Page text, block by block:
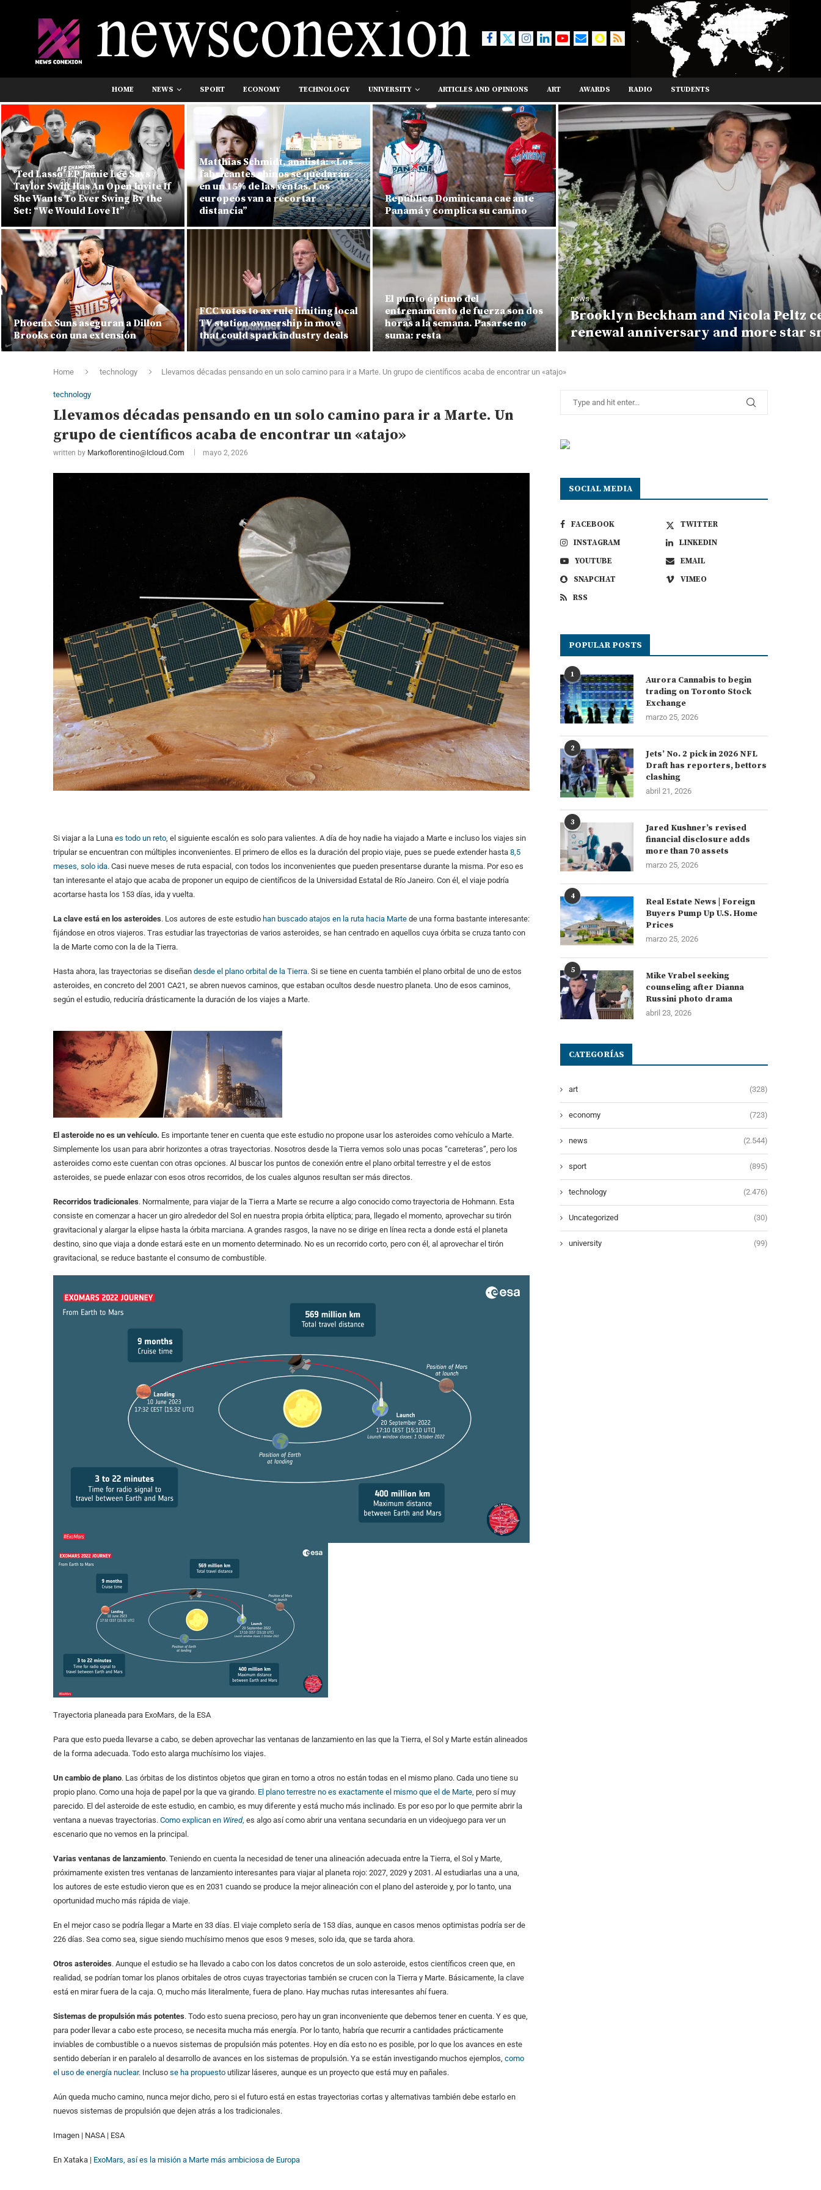
HOME NEWS SPORT ECONOMY TECHNOLOGY UNIVERSITY ARTICLES AND OPINIONS ART AWARDS RADIO STUDENTS
‘Ted Lasso’ EP Jamie Lee Says
Taylor Swift Has An Open Invite If
She Wants To Ever Swing By the
Set: “We Would Love It”
Phoenix Suns aseguran a Dillon
Brooks con una extensión
Matthias Schmidt, analista: «Los
fabricantes chinos se quedarán
en un 15% de las ventas. Los
europeos van a recortar
distancia”
FCC votes to ax rule limiting local
TV station ownership in move
that could spark industry deals
República Dominicana cae ante
Panamá y complica su camino
El punto óptimo del
entrenamiento de fuerza son dos
horas a la semana. Pasarse no
suma: resta
news
Brooklyn Beckham and Nicola Peltz
renewal anniversary and more star
Home technology Llevamos décadas pensando en un solo camino para ir a Marte. Un grupo de científicos acaba de encontrar un «atajo»
technology
Llevamos décadas pensando en un solo camino para ir a Marte. Un
grupo de científicos acaba de encontrar un «atajo»
written by Markoflorentino@icloud.com mayo 2, 2026
Si viajar a la Luna es todo un reto , el siguiente escalón es solo para valientes. A día de hoy nadie ha viajado a Marte e incluso los viajes sin
tripular se encuentran con múltiples inconvenientes. El primero de ellos es la duración del propio viaje, pues se puede extender hasta 8,5
meses, solo ida. Casi nueve meses de ruta espacial, con todos los inconvenientes que pueden presentarse durante la misma. Por eso es
tan interesante el atajo que acaba de proponer un equipo de científicos de la Universidad Estatal de Río Janeiro. Con él, el viaje podría
acortarse hasta los 153 días, ida y vuelta.
La clave está en los asteroides. Los autores de este estudio han buscado atajos en la ruta hacia Marte de una forma bastante interesante:
fijándose en otros viajeros. Tras estudiar las trayectorias de varios asteroides, se han centrado en aquellos cuya órbita se cruza tanto con
la de Marte como con la de la Tierra.
Hasta ahora, las trayectorias se diseñan desde el plano orbital de la Tierra. Si se tiene en cuenta también el plano orbital de uno de estos
asteroides, en concreto del 2001 CA21, se abren nuevos caminos, que estaban ocultos desde nuestro planeta. Uno de esos caminos,
según el estudio, reduciría drásticamente la duración de los viajes a Marte.
El asteroide no es un vehículo. Es importante tener en cuenta que este estudio no propone usar los asteroides como vehículo a Marte.
Simplemente los usan para abrir horizontes a otras trayectorias. Nosotros desde la Tierra vemos solo unas pocas “carreteras”, pero los
asteroides como este cuentan con otras opciones. Al buscar los puntos de conexión entre el plano orbital terrestre y el de estos
asteroides, se puede enlazar con esos otros recorridos, de los cuales algunos resultan ser más directos.
Recorridos tradicionales. Normalmente, para viajar de la Tierra a Marte se recurre a algo conocido como trayectoria de Hohmann. Esta
consiste en comenzar a hacer un giro alrededor del Sol en nuestra propia órbita elíptica; para, llegado el momento, aprovechar su tirón
gravitacional y alargar la elipse hasta la órbita marciana. A grandes rasgos, la nave no se dirige en línea recta a donde está el planeta
destino, sino que viaja a donde estará este en un momento determinado. No es un recorrido corto, pero con él, al aprovechar el tirón
gravitacional, se reduce bastante el consumo de combustible.
Trayectoria planeada para ExoMars, de la ESA
Para que esto pueda llevarse a cabo, se deben aprovechar las ventanas de lanzamiento en las que la Tierra, el Sol y Marte están alineados
de la forma adecuada. Todo esto alarga muchísimo los viajes.
Un cambio de plano. Las órbitas de los distintos objetos que giran en torno a otros no están todas en el mismo plano. Cada uno tiene su
propio plano. Como una hoja de papel por la que va girando. El plano terrestre no es exactamente el mismo que el de Marte, pero sí muy
parecido. El del asteroide de este estudio, en cambio, es muy diferente y está mucho más inclinado. Es por eso por lo que permite abrir la
ventana a nuevas trayectorias. Como explican en Wired, es algo así como abrir una ventana secundaria en un videojuego para ver un
escenario que no vemos en la principal.
Varias ventanas de lanzamiento. Teniendo en cuenta la necesidad de tener una alineación adecuada entre la Tierra, el Sol y Marte,
próximamente existen tres ventanas de lanzamiento interesantes para viajar al planeta rojo: 2027, 2029 y 2031. Al estudiarlas una a una,
los autores de este estudio vieron que es en 2031 cuando se produce la mejor alineación con el plano del asteroide y, por lo tanto, una
oportunidad mucho más rápida de viaje.
En el mejor caso se podría llegar a Marte en 33 días. El viaje completo sería de 153 días, aunque en casos menos optimistas podría ser de
226 días. Sea como sea, sigue siendo muchísimo menos que esos 9 meses, solo ida, que se tarda ahora.
Otros asteroides. Aunque el estudio se ha llevado a cabo con los datos concretos de un solo asteroide, estos científicos creen que, en
realidad, se podrían tomar los planos orbitales de otros cuyas trayectorias también se crucen con la Tierra y Marte. Básicamente, la clave
está en mirar fuera de la caja. O, mucho más literalmente, fuera de plano. Hay muchas rutas interesantes ahí fuera.
Sistemas de propulsión más potentes. Todo esto suena precioso, pero hay un gran inconveniente que debemos tener en cuenta. Y es que,
para poder llevar a cabo este proceso, se necesita mucha más energía. Por lo tanto, habría que recurrir a cantidades prácticamente
inviables de combustible o a nuevos sistemas de propulsión más potentes. Hoy en día esto no es posible, por lo que los avances en este
sentido deberían ir en paralelo al desarrollo de avances en los sistemas de propulsión. Ya se están investigando muchos ejemplos, como
el uso de energía nuclear. Incluso se ha propuesto utilizar láseres, aunque es un proyecto que está muy en pañales.
Aún queda mucho camino, nunca mejor dicho, pero si el futuro está en estas trayectorias cortas y alternativas también debe estarlo en
nuevos sistemas de propulsión que dejen atrás a los tradicionales.
Imagen | NASA | ESA
En Xataka | ExoMars, así es la misión a Marte más ambiciosa de Europa
SOCIAL MEDIA
FACEBOOK
TWITTER
INSTAGRAM
LINKEDIN
YOUTUBE
EMAIL
SNAPCHAT
VIMEO
RSS
POPULAR POSTS
1
Aurora Cannabis to begin
trading on Toronto Stock
Exchange
marzo 25, 2026
2
Jets’ No. 2 pick in 2026 NFL
Draft has reporters, bettors
clashing
abril 21, 2026
3
Jared Kushner’s revised
financial disclosure adds
more than 70 assets
marzo 25, 2026
4
Real Estate News | Foreign
Buyers Pump Up U.S. Home
Prices
marzo 25, 2026
5
Mike Vrabel seeking
counseling after Dianna
Russini photo drama
abril 23, 2026
CATEGORÍAS
art (328)
economy (723)
news (2.544)
sport (895)
technology (2.476)
Uncategorized (30)
university (99)